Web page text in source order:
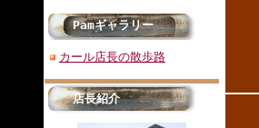
Pamギャラリー
カール店長の散歩路
店長紹介